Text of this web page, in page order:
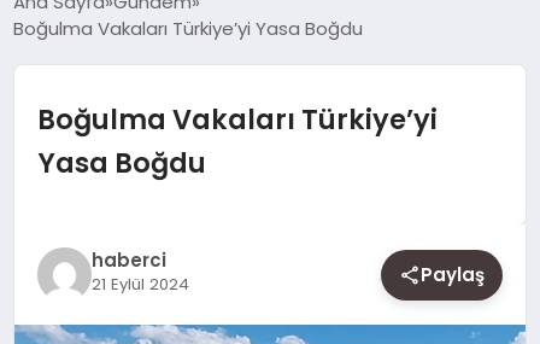
EĞITIM
EKONOMI
GENEL
MAGAZIN
Boğulma Vakaları Türkiye’yi Yasa Boğdu
Boğulma Vakaları Türkiye’yi
Yasa Boğdu
haberci
21 Eylül 2024 Paylaş